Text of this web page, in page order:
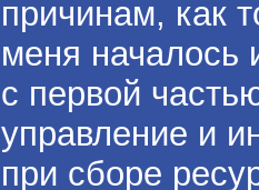
причинам, как
меня началось
с первой
управление и
при сборе